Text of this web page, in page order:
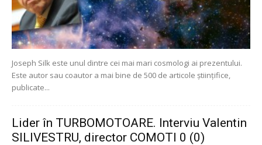
Joseph Silk este unul dintre cei mai mari cosmologi ai prezentului.
Este autor sau coautor a mai bine de 500 de articole științifice,
publicate...
Lider în TURBOMOTOARE. Interviu Valentin
SILIVESTRU, director COMOTI 0 (0)